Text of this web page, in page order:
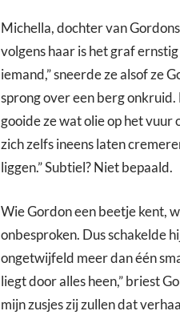
Michella, dochter van
volgens haar is het graf
iemand,” sneerde ze alsof ze
sprong over een berg
gooide ze wat olie op het vuur
zich zelfs ineens laten
liggen.” Subtiel? Niet bepaald.
Wie Gordon een beetje kent,
onbesproken. Dus schakelde
ongetwijfeld meer dan één
liegt door alles heen,” briest
mijn zusjes zij zullen dat